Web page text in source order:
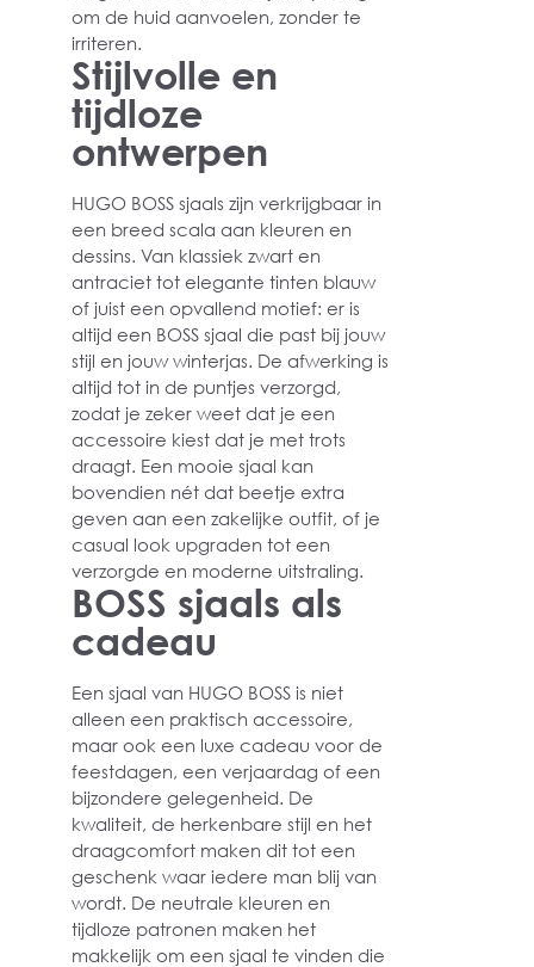
om de huid aanvoelen, zonder te
irriteren.
Stijlvolle en
tijdloze
ontwerpen
HUGO BOSS sjaals zijn verkrijgbaar in
een breed scala aan kleuren en
dessins. Van klassiek zwart en
antraciet tot elegante tinten blauw
of juist een opvallend motief: er is
altijd een BOSS sjaal die past bij jouw
stijl en jouw winterjas. De afwerking is
altijd tot in de puntjes verzorgd,
zodat je zeker weet dat je een
accessoire kiest dat je met trots
draagt. Een mooie sjaal kan
bovendien nét dat beetje extra
geven aan een zakelijke outfit, of je
casual look upgraden tot een
verzorgde en moderne uitstraling.
BOSS sjaals als
cadeau
Een sjaal van HUGO BOSS is niet
alleen een praktisch accessoire,
maar ook een luxe cadeau voor de
feestdagen, een verjaardag of een
bijzondere gelegenheid. De
kwaliteit, de herkenbare stijl en het
draagcomfort maken dit tot een
geschenk waar iedere man blij van
wordt. De neutrale kleuren en
tijdloze patronen maken het
makkelijk om een sjaal te vinden die